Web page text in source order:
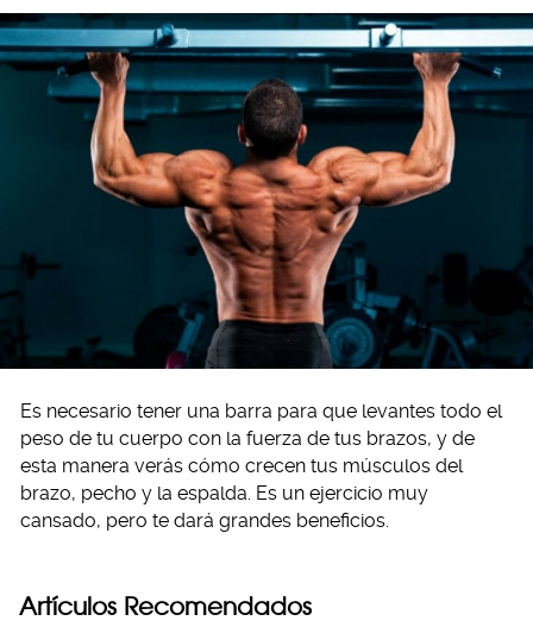
Es necesario tener una barra para que levantes todo el
peso de tu cuerpo con la fuerza de tus brazos, y de
esta manera verás cómo crecen tus músculos del
brazo, pecho y la espalda. Es un ejercicio muy
cansado, pero te dará grandes beneficios.
Artículos Recomendados